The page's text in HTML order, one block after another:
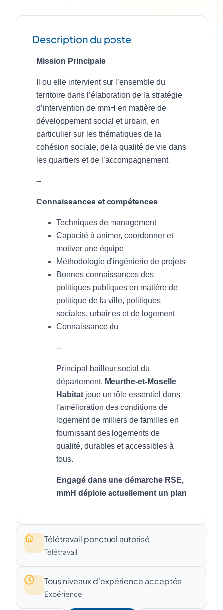
Description du poste
Télétravail ponctuel autorisé
Télétravail
Tous niveaux d'expérience acceptés
Expérience